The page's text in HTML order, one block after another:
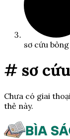
sơ cứu bỏng
# sơ
Chưa có giai
thẻ này.